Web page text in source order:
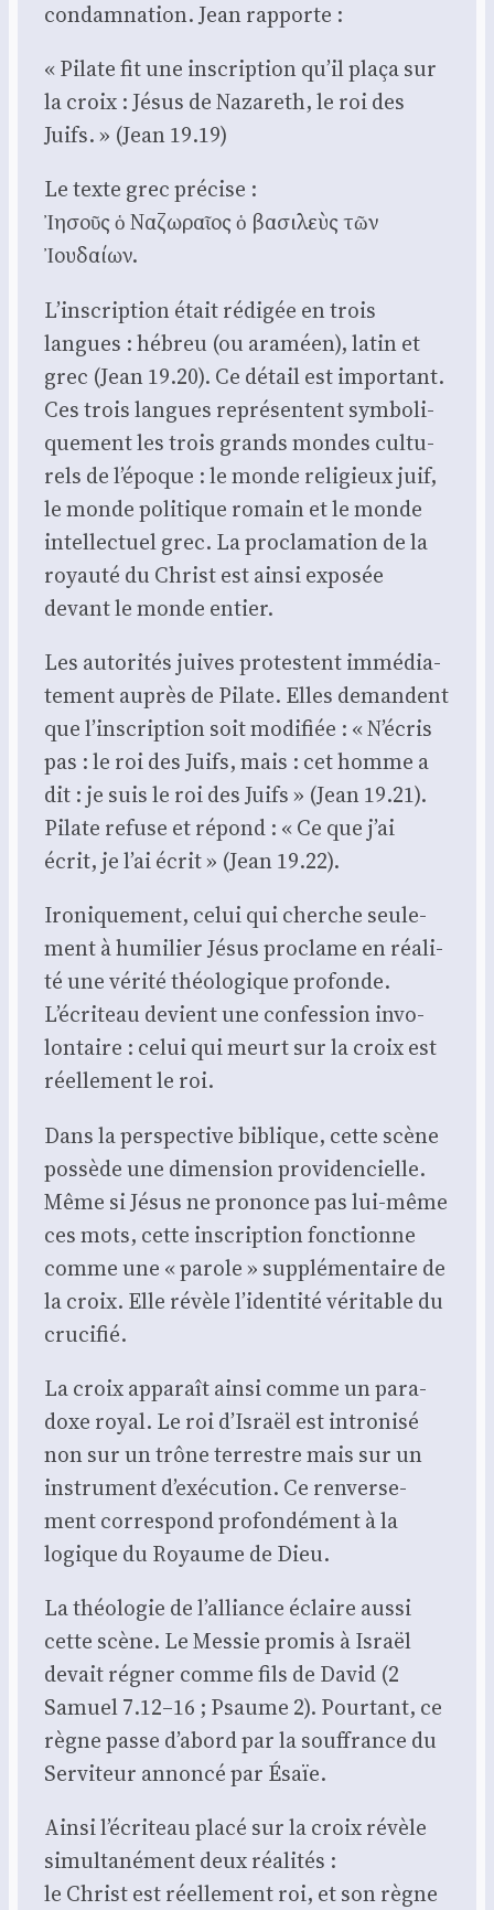
condam­na­tion. Jean rap­porte :
« Pilate fit une ins­crip­tion qu’il pla­ça sur
la croix : Jésus de Naza­reth, le roi des
Juifs. » (Jean 19.19)
Le texte grec pré­cise :
Ἰησοῦς ὁ Ναζωραῖος ὁ βασιλεὺς τῶν
Ἰουδαίων.
L’inscription était rédi­gée en trois
langues : hébreu (ou ara­méen), latin et
grec (Jean 19.20). Ce détail est impor­tant.
Ces trois langues repré­sentent sym­bo­li­
que­ment les trois grands mondes cultu­
rels de l’époque : le monde reli­gieux juif,
le monde poli­tique romain et le monde
intel­lec­tuel grec. La pro­cla­ma­tion de la
royau­té du Christ est ain­si expo­sée
devant le monde entier.
Les auto­ri­tés juives pro­testent immé­dia­
te­ment auprès de Pilate. Elles demandent
que l’inscription soit modi­fiée : « N’écris
pas : le roi des Juifs, mais : cet homme a
dit : je suis le roi des Juifs » (Jean 19.21).
Pilate refuse et répond : « Ce que j’ai
écrit, je l’ai écrit » (Jean 19.22).
Iro­ni­que­ment, celui qui cherche seule­
ment à humi­lier Jésus pro­clame en réa­li­
té une véri­té théo­lo­gique pro­fonde.
L’écriteau devient une confes­sion invo­
lon­taire : celui qui meurt sur la croix est
réel­le­ment le roi.
Dans la pers­pec­tive biblique, cette scène
pos­sède une dimen­sion pro­vi­den­cielle.
Même si Jésus ne pro­nonce pas lui-même
ces mots, cette ins­crip­tion fonc­tionne
comme une « parole » sup­plé­men­taire de
la croix. Elle révèle l’identité véri­table du
cru­ci­fié.
La croix appa­raît ain­si comme un para­
doxe royal. Le roi d’Israël est intro­ni­sé
non sur un trône ter­restre mais sur un
ins­tru­ment d’exécution. Ce ren­ver­se­
ment cor­res­pond pro­fon­dé­ment à la
logique du Royaume de Dieu.
La théo­lo­gie de l’alliance éclaire aus­si
cette scène. Le Mes­sie pro­mis à Israël
devait régner comme fils de David (2
Samuel 7.12–16 ; Psaume 2). Pour­tant, ce
règne passe d’abord par la souf­france du
Ser­vi­teur annon­cé par Ésaïe.
Ain­si l’écriteau pla­cé sur la croix révèle
simul­ta­né­ment deux réa­li­tés :
le Christ est réel­le­ment roi, et son règne